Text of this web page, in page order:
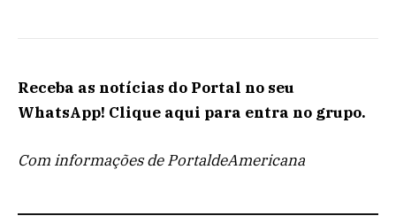
Receba as notícias do Portal no seu
WhatsApp! Clique aqui para entra no grupo.
Com informações de PortaldeAmericana